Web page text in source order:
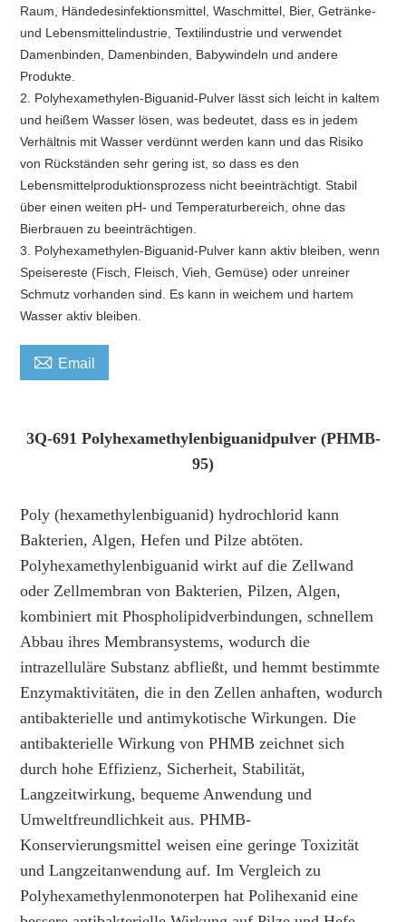
Raum, Händedesinfektionsmittel, Waschmittel, Bier, Getränke-
und Lebensmittelindustrie, Textilindustrie und verwendet
Damenbinden, Damenbinden, Babywindeln und andere
Produkte.
2. Polyhexamethylen-Biguanid-Pulver lässt sich leicht in kaltem
und heißem Wasser lösen, was bedeutet, dass es in jedem
Verhältnis mit Wasser verdünnt werden kann und das Risiko
von Rückständen sehr gering ist, so dass es den
Lebensmittelproduktionsprozess nicht beeinträchtigt. Stabil
über einen weiten pH- und Temperaturbereich, ohne das
Bierbrauen zu beeinträchtigen.
3. Polyhexamethylen-Biguanid-Pulver kann aktiv bleiben, wenn
Speisereste (Fisch, Fleisch, Vieh, Gemüse) oder unreiner
Schmutz vorhanden sind. Es kann in weichem und hartem
Wasser aktiv bleiben.
 Email
3Q-691 Polyhexamethylenbiguanidpulver (PHMB-
95)
Poly (hexamethylenbiguanid) hydrochlorid kann
Bakterien, Algen, Hefen und Pilze abtöten.
Polyhexamethylenbiguanid wirkt auf die Zellwand
oder Zellmembran von Bakterien, Pilzen, Algen,
kombiniert mit Phospholipidverbindungen, schnellem
Abbau ihres Membransystems, wodurch die
intrazelluläre Substanz abfließt, und hemmt bestimmte
Enzymaktivitäten, die in den Zellen anhaften, wodurch
antibakterielle und antimykotische Wirkungen. Die
antibakterielle Wirkung von PHMB zeichnet sich
durch hohe Effizienz, Sicherheit, Stabilität,
Langzeitwirkung, bequeme Anwendung und
Umweltfreundlichkeit aus. PHMB-
Konservierungsmittel weisen eine geringe Toxizität
und Langzeitanwendung auf. Im Vergleich zu
Polyhexamethylenmonoterpen hat Polihexanid eine